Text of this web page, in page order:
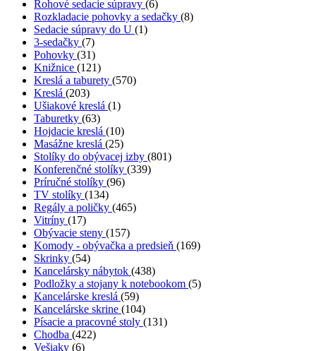
Rohové sedacie súpravy (6)
Rozkladacie pohovky a sedačky (8)
Sedacie súpravy do U (1)
3-sedačky (7)
Pohovky (31)
Knižnice (121)
Kreslá a taburety (570)
Kreslá (203)
Ušiakové kreslá (1)
Taburetky (63)
Hojdacie kreslá (10)
Masážne kreslá (25)
Stolíky do obývacej izby (801)
Konferenčné stolíky (339)
Príručné stolíky (96)
TV stolíky (134)
Regály a poličky (465)
Vitríny (17)
Obývacie steny (157)
Komody - obývačka a predsieň (169)
Skrinky (54)
Kancelársky nábytok (438)
Podložky a stojany k notebookom (5)
Kancelárske kreslá (59)
Kancelárske skrine (104)
Písacie a pracovné stoly (131)
Chodba (422)
Vešiaky (6)